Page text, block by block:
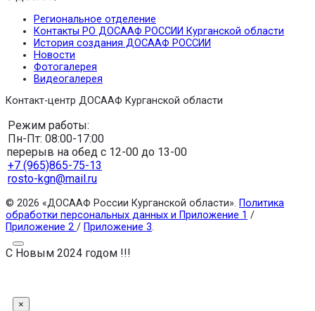
Региональное отделение
Контакты РО ДОСААФ РОССИИ Курганской области
История создания ДОСААФ РОССИИ
Новости
Фотогалерея
Видеогалерея
Контакт-центр ДОСААФ Курганской области
Режим работы:
Пн-Пт: 08:00-17:00
перерыв на обед с 12-00 до 13-00
+7 (965)865-75-13
rosto-kgn@mail.ru
© 2026 «ДОСААФ России Курганской области». Политика
обработки персональных данных и Приложение 1 /
Приложение 2 / Приложение 3.
С Новым 2024 годом !!!
×